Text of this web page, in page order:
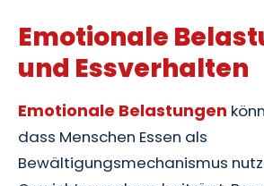
Emotionale
und Essverhalten
Emotionale Belastungen
dass Menschen Essen als
Bewältigungsmechanismus